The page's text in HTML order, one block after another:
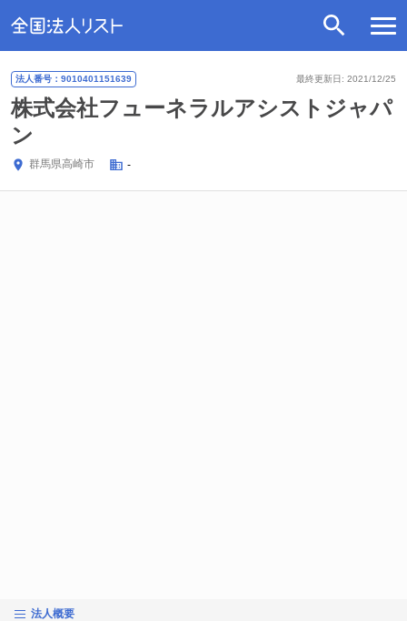
最終更新日: 2021/12/25
法人番号：9010401151639
株式会社フューネラルアシストジャパ
ン
群馬県高崎市 -
法人概要